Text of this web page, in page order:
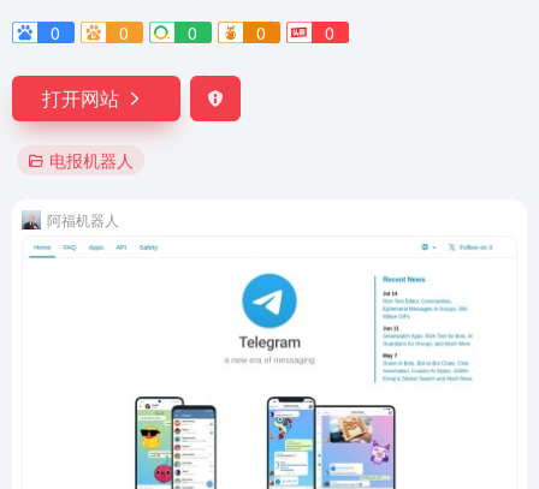
0
0 0 0 0
打开网站
电报机器人
阿福机器人